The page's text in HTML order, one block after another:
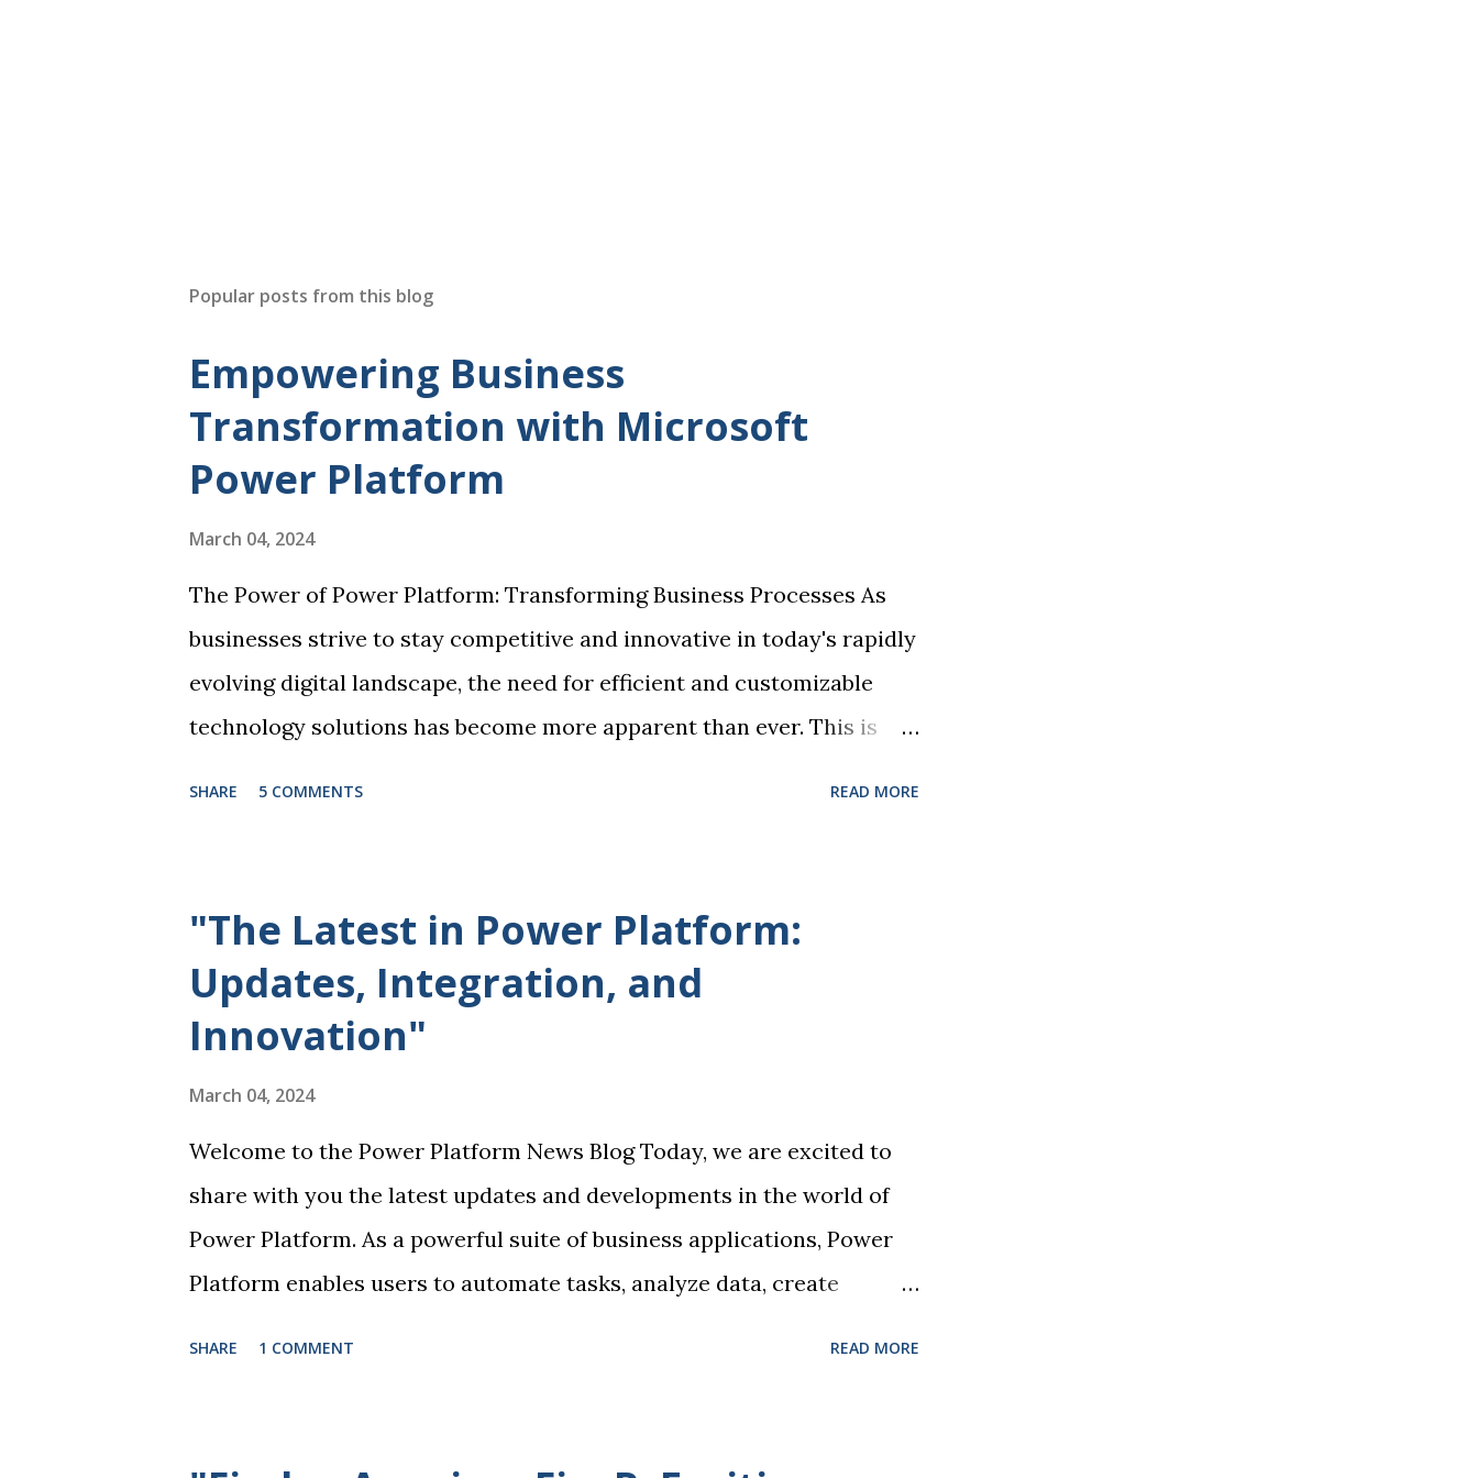
Popular posts from this blog
Empowering Business
Transformation with Microsoft
Power Platform
March 04, 2024
The Power of Power Platform: Transforming Business Processes As
businesses strive to stay competitive and innovative in today's rapidly
evolving digital landscape, the need for efficient and customizable
technology solutions has become more apparent than ever. This is
Power Automate, and Power Virtual Agents. Each of these tools plays
a unique role in empowering users to create custom solutions
tailored to their specific business needs. Power BI, for example, allows
making. Power Apps enables the creation of customized mobile and
web applications without...
SHARE 5 COMMENTS READ MORE
"The Latest in Power Platform:
Updates, Integration, and
Innovation"
March 04, 2024
Welcome to the Power Platform News Blog Today, we are excited to
share with you the latest updates and developments in the world of
Power Platform. As a powerful suite of business applications, Power
Platform enables users to automate tasks, analyze data, create
SHARE 1 COMMENT READ MORE